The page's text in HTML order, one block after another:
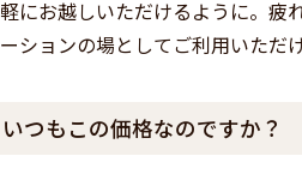
軽にお越しいただけるように。疲
ーションの場としてご利用いただ
いつもこの価格なのですか？